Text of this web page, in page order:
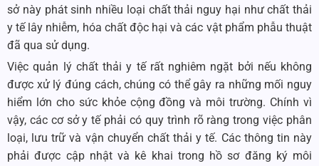
sở này phát sinh nhiều loại chất thải nguy hại như chất thải
y tế lây nhiễm, hóa chất độc hại và các vật phẩm phẫu thuật
đã qua sử dụng.
Việc quản lý chất thải y tế rất nghiêm ngặt bởi nếu không
được xử lý đúng cách, chúng có thể gây ra những mối nguy
hiểm lớn cho sức khỏe cộng đồng và môi trường. Chính vì
vậy, các cơ sở y tế phải có quy trình rõ ràng trong việc phân
loại, lưu trữ và vận chuyển chất thải y tế. Các thông tin này
phải được cập nhật và kê khai trong hồ sơ đăng ký môi